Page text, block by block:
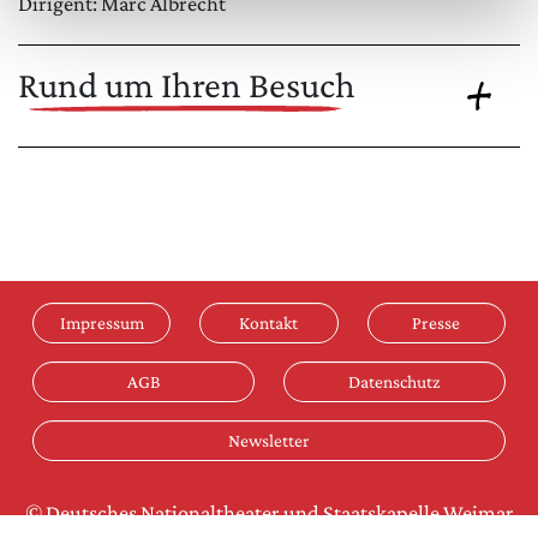
Rund um Ihren Besuch
Impressum Kontakt Presse
AGB Datenschutz
Newsletter
© Deutsches Nationaltheater und Staatskapelle Weimar